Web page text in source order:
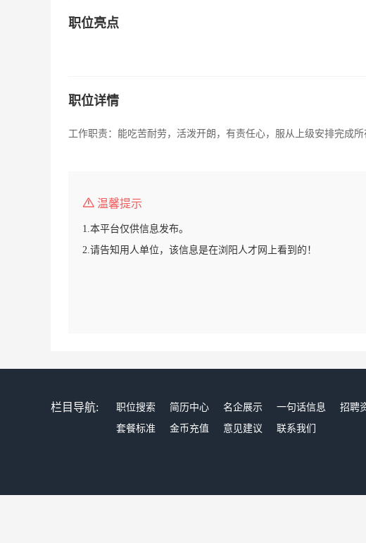
职位亮点
职位详情
工作职责：能吃苦耐劳，活泼开朗，有责任心，服从上级安排完成所
温馨提示
1.本平台仅供信息发布。
2.请告知用人单位，该信息是在浏阳人才网上看到的！
栏目导航: 职位搜索 简历中心 名企展示 一句话信息 招聘
套餐标准
金币充值 意见建议 联系我们